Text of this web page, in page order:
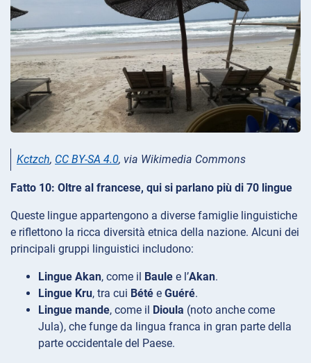
Kctzch, CC BY-SA 4.0, via Wikimedia Commons
Fatto 10: Oltre al francese, qui si parlano più di 70 lingue
Queste lingue appartengono a diverse famiglie linguistiche
e riflettono la ricca diversità etnica della nazione. Alcuni dei
principali gruppi linguistici includono:
Lingue Akan, come il Baule e l’Akan.
Lingue Kru, tra cui Bété e Guéré.
Lingue mande, come il Dioula (noto anche come
Jula), che funge da lingua franca in gran parte della
parte occidentale del Paese.